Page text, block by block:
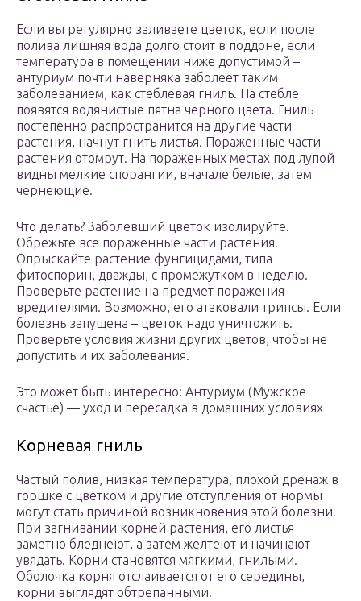
Если вы регулярно заливаете цветок, если после
полива лишняя вода долго стоит в поддоне, если
температура в помещении ниже допустимой –
антуриум почти наверняка заболеет таким
заболеванием, как стеблевая гниль. На стебле
появятся водянистые пятна черного цвета. Гниль
постепенно распространится на другие части
растения, начнут гнить листья. Пораженные части
растения отомрут. На пораженных местах под лупой
видны мелкие спорангии, вначале белые, затем
чернеющие.
Что делать? Заболевший цветок изолируйте.
Обрежьте все пораженные части растения.
Опрыскайте растение фунгицидами, типа
фитоспорин, дважды, с промежутком в неделю.
Проверьте растение на предмет поражения
вредителями. Возможно, его атаковали трипсы. Если
болезнь запущена – цветок надо уничтожить.
Проверьте условия жизни других цветов, чтобы не
допустить и их заболевания.
Это может быть интересно: Антуриум (Мужское
счастье) — уход и пересадка в домашних условиях
Корневая гниль
Частый полив, низкая температура, плохой дренаж в
горшке с цветком и другие отступления от нормы
могут стать причиной возникновения этой болезни.
При загнивании корней растения, его листья
заметно бледнеют, а затем желтеют и начинают
увядать. Корни становятся мягкими, гнилыми.
Оболочка корня отслаивается от его середины,
корни выглядят обтрепанными.